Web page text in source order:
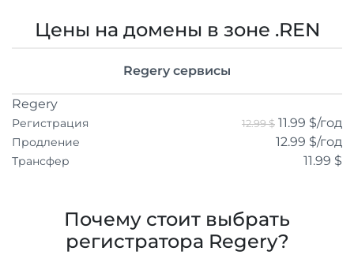
Цены на домены в зоне .REN
Regery сервисы
Regery
Регистрация 12.99 $ 11.99 $/год
Продление 12.99 $/год
Трансфер 11.99 $
Почему стоит выбрать
регистратора Regery?